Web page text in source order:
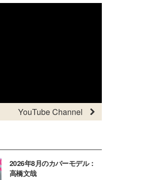
YouTube Channel
2026年8月のカバーモデル：
高橋文哉